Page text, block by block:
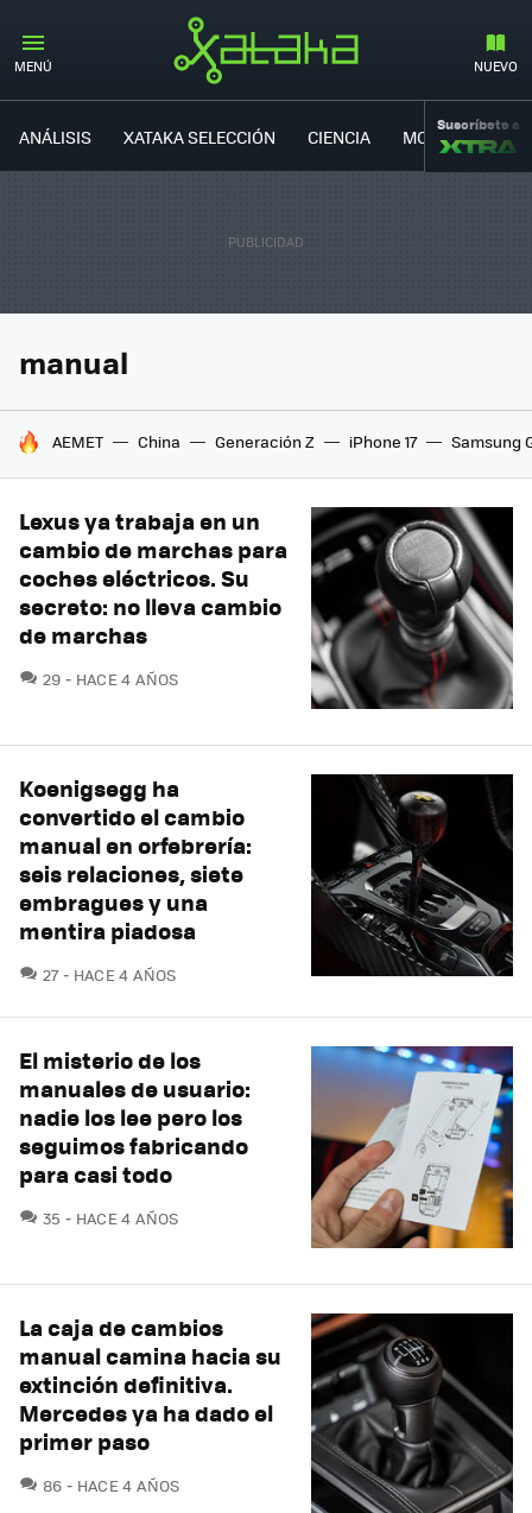
MENÚ NUEVO
ANÁLISIS XATAKA SELECCIÓN CIENCIA MOVILIDAD
Suscríbete a
manual
HOY SE HABLA DE
AEMET China Generación Z iPhone 17 Samsung
Lexus ya trabaja en un
cambio de marchas para
coches eléctricos. Su
secreto: no lleva cambio
de marchas
29 COMENTARIOS
HACE 4 AÑOS
Koenigsegg ha
convertido el cambio
manual en orfebrería:
seis relaciones, siete
embragues y una
mentira piadosa
27COMENTARIOS
HACE 4 AÑOS
El misterio de los
manuales de usuario:
nadie los lee pero los
seguimos fabricando
para casi todo
35 COMENTARIOS
HACE 4 AÑOS
La caja de cambios
manual camina hacia su
extinción definitiva.
Mercedes ya ha dado el
primer paso
86 COMENTARIOS
HACE 4 AÑOS